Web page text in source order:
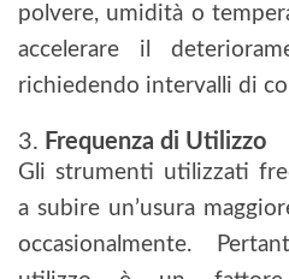
polvere, umidità o
accelerare il
richiedendo intervalli di
3. Frequenza di Utilizzo
Gli strumenti utilizzati
a subire un’usura
occasionalmente.